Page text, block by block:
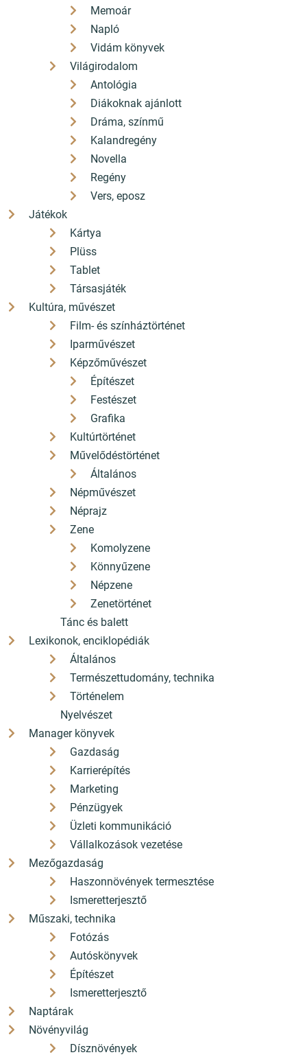
Memoár
Napló
Vidám könyvek
Világirodalom
Antológia
Diákoknak ajánlott
Dráma, színmű
Kalandregény
Novella
Regény
Vers, eposz
Játékok
Kártya
Plüss
Tablet
Társasjáték
Kultúra, művészet
Film- és színháztörténet
Iparművészet
Képzőművészet
Építészet
Festészet
Grafika
Kultúrtörténet
Művelődéstörténet
Általános
Népművészet
Néprajz
Zene
Komolyzene
Könnyűzene
Népzene
Zenetörténet
Tánc és balett
Lexikonok, enciklopédiák
Általános
Természettudomány, technika
Történelem
Nyelvészet
Manager könyvek
Gazdaság
Karrierépítés
Marketing
Pénzügyek
Üzleti kommunikáció
Vállalkozások vezetése
Mezőgazdaság
Haszonnövények termesztése
Ismeretterjesztő
Műszaki, technika
Fotózás
Autóskönyvek
Építészet
Ismeretterjesztő
Naptárak
Növényvilág
Dísznövények